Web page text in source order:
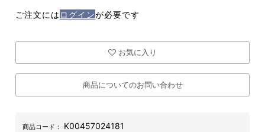
ご注文には ログインが必要です
お気に入り
商品についてのお問い合わせ
商品コード： K00457024181